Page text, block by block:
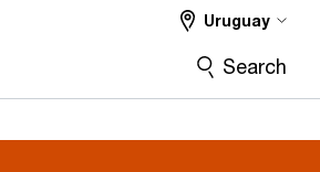
Uruguay
Search